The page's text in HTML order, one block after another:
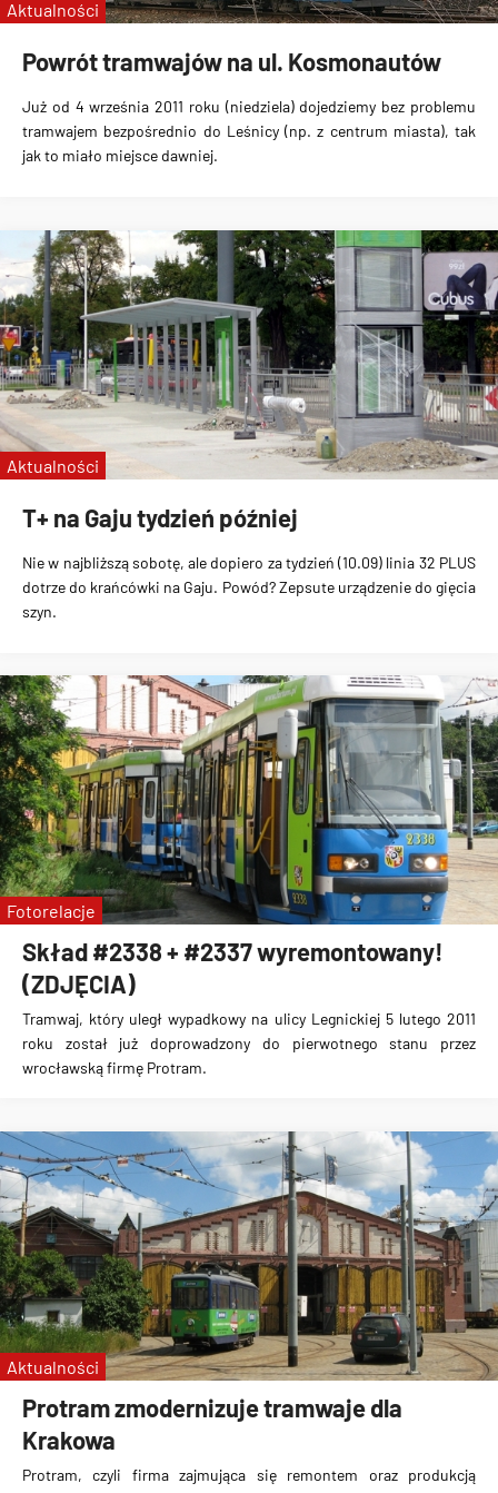
Powrót tramwajów na ul. Kosmonautów
Już od 4 września 2011 roku (niedziela)dojedziemy bez problemu
tramwajem bezpośrednio do Leśnicy (np. z centrum miasta), tak
jak to miało miejsce dawniej.
Aktualności
T+ na Gaju tydzień później
Nie w najbliższą sobotę, ale dopiero za tydzień (10.09) linia 32 PLUS
dotrze do krańcówki na Gaju. Powód?Zepsute urządzenie do gięcia
szyn.
Aktualności
Skład #2338 + #2337 wyremontowany!
(ZDJĘCIA)
Tramwaj, który uległ wypadkowy na ulicy Legnickiej 5 lutego 2011
roku został już doprowadzony do pierwotnego stanu przez
wrocławskąfirmę Protram.
Fotorelacje
Protram zmodernizuje tramwaje dla
Krakowa
Protram, czyli firma zajmująca się remontem oraz produkcją
Aktualności